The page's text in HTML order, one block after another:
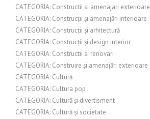
CATEGORIA: Constructii si amenajari exterioare
CATEGORIA: Construcții și amenajări interioare
CATEGORIA: Construcții și arhitectură
CATEGORIA: Construcții și design interior
CATEGORIA: Constructii si renovari
CATEGORIA: Construire și amenajări exterioare
CATEGORIA: Cultură
CATEGORIA: Cultura pop
CATEGORIA: Cultură și divertisment
CATEGORIA: Cultură și societate